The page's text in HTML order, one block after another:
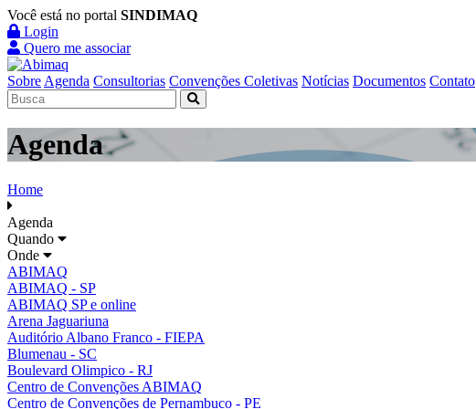
Você está no portal SINDIMAQ
Login
Quero me associar
Sobre Agenda Consultorias Convenções Coletivas Notícias Documentos Contato
Agenda
Home
Agenda
Quando
Onde
ABIMAQ
ABIMAQ - SP
ABIMAQ SP e online
Arena Jaguariuna
Auditório Albano Franco - FIEPA
Blumenau - SC
Boulevard Olimpico - RJ
Centro de Convenções ABIMAQ
Centro de Convenções de Pernambuco - PE